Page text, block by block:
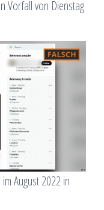
Vorfall von Dienstag
August 2022 in